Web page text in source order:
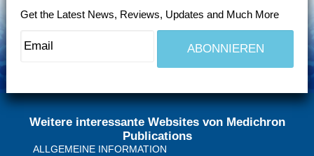
Get the Latest News, Reviews, Updates and Much More
Weitere interessante Websites von Medichron
Publications
ALLGEMEINE INFORMATION